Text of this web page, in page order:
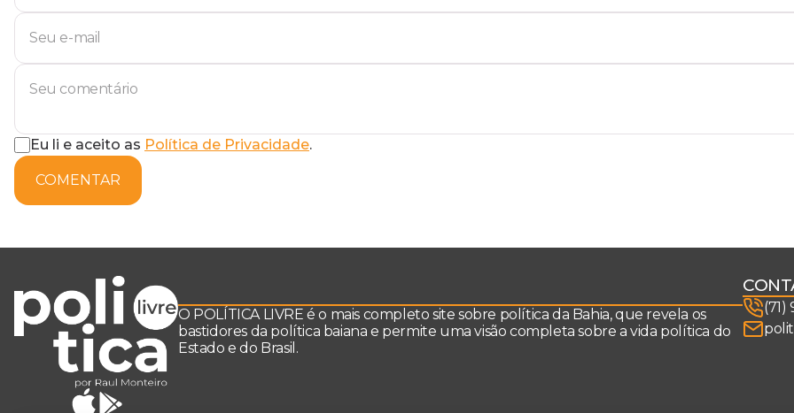
Eu li e aceito as Política de Privacidade.
COMENTAR
O POLÍTICA LIVRE é o mais completo site sobre política da Bahia, que revela os
bastidores da política baiana e permite uma visão completa sobre a vida política do
Estado e do Brasil.
(71)